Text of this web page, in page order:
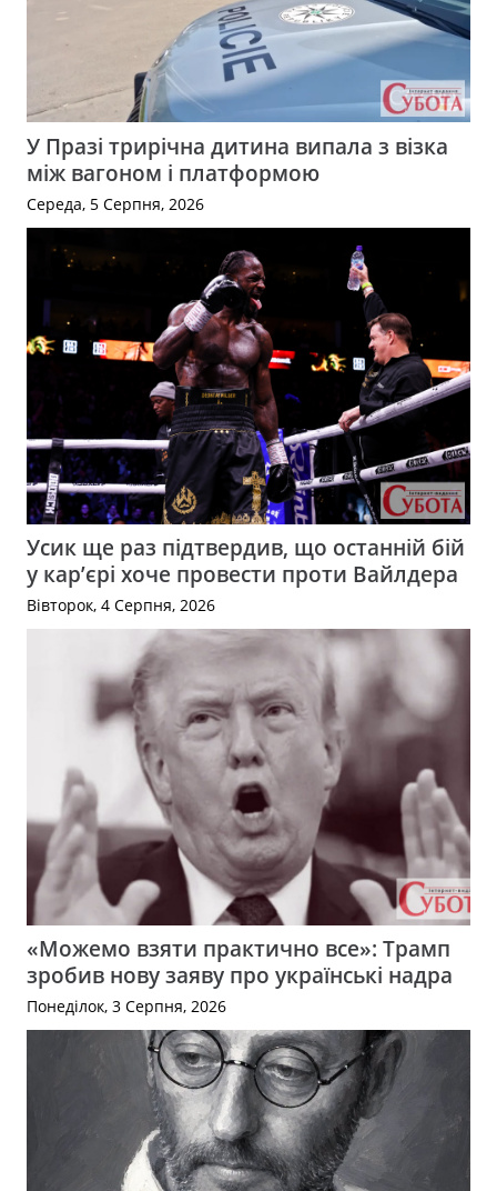
У Празі трирічна дитина випала з візка
між вагоном і платформою
Середа, 5 Серпня, 2026
Усик ще раз підтвердив, що останній бій
у кар’єрі хоче провести проти Вайлдера
Вівторок, 4 Серпня, 2026
«Можемо взяти практично все»: Трамп
зробив нову заяву про українські надра
Понеділок, 3 Серпня, 2026